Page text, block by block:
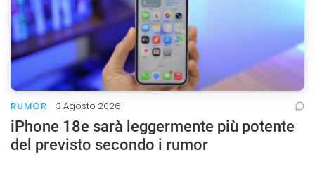
RUMOR 3 Agosto 2026
iPhone 18e sarà leggermente più potente
del previsto secondo i rumor